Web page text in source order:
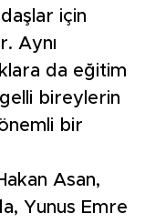
için
Aynı
da eğitim
bireylerin
bir
Asan,
Yunus Emre